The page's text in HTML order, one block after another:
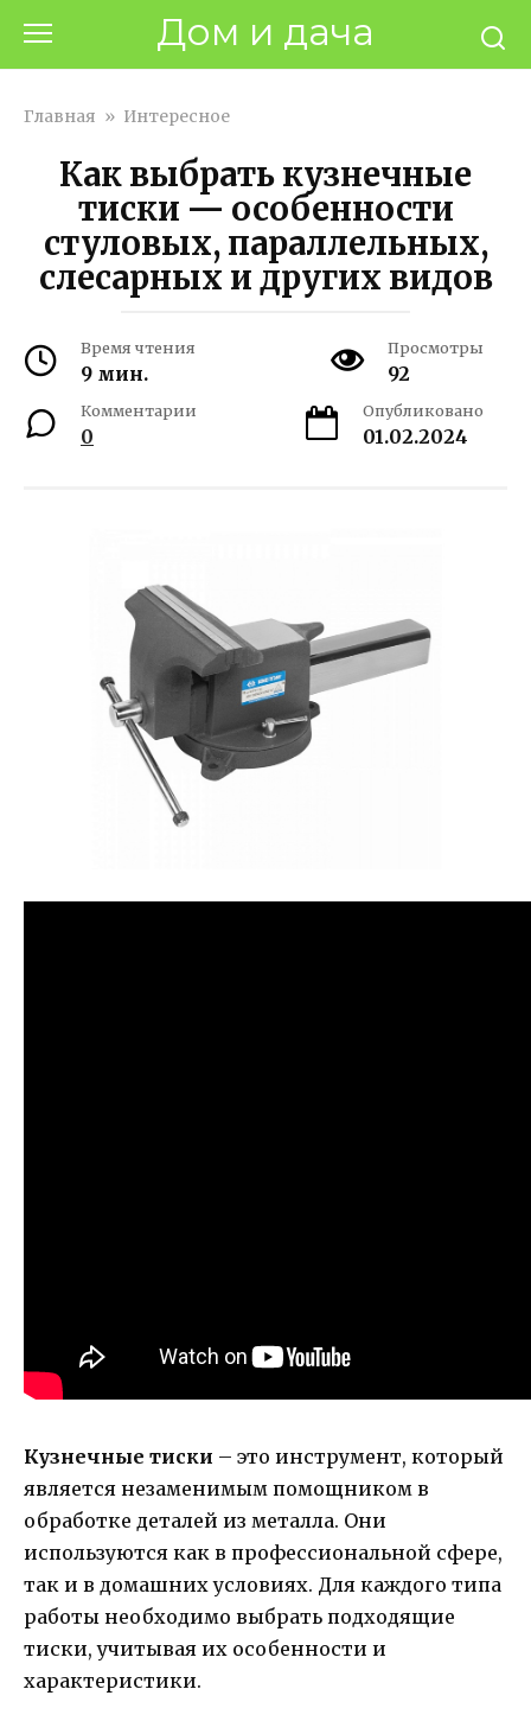
контенту
Дом и дача
Главная » Интересное
Как выбрать кузнечные
тиски — особенности
стуловых, параллельных,
слесарных и других видов
Время чтения
9 мин.
Просмотры
92
Комментарии
0
Опубликовано
01.02.2024
Кузнечные тиски – это инструмент, который
является незаменимым помощником в
обработке деталей из металла. Они
используются как в профессиональной сфере,
так и в домашних условиях. Для каждого типа
работы необходимо выбрать подходящие
тиски, учитывая их особенности и
характеристики.